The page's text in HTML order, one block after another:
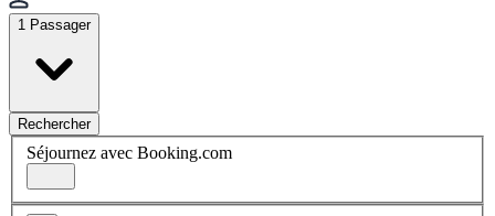
1 Passager
Rechercher
Séjournez avec Booking.com